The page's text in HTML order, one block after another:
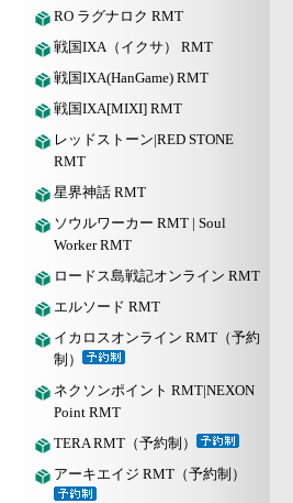
RO ラグナロク RMT
戦国IXA（イクサ） RMT
戦国IXA(HanGame) RMT
戦国IXA[MIXI] RMT
レッドストーン|RED STONE
RMT
星界神話 RMT
ソウルワーカー RMT | Soul
Worker RMT
ロードス島戦記オンライン RMT
エルソード RMT
イカロスオンライン RMT（予約
制）
ネクソンポイント RMT|NEXON
Point RMT
TERA RMT（予約制）
アーキエイジ RMT（予約制）